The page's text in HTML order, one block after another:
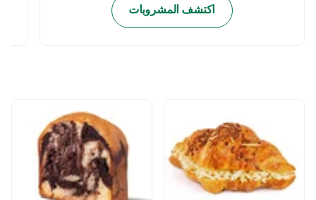
اكتشف المشروبات